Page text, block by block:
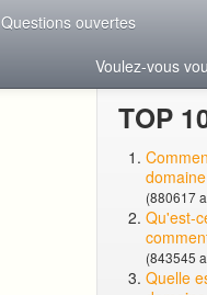
Questions ouvertes
Voulez-vous
TOP
(880617
Qu'est-
(843545
Quelle